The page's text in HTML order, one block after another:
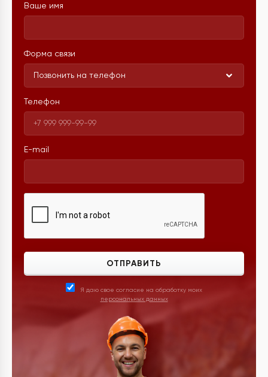
Ваше имя
Форма связи
Позвонить на телефон
Телефон
E-mail
ОТПРАВИТЬ
Я даю свое согласие на обработку моих
персональных данных